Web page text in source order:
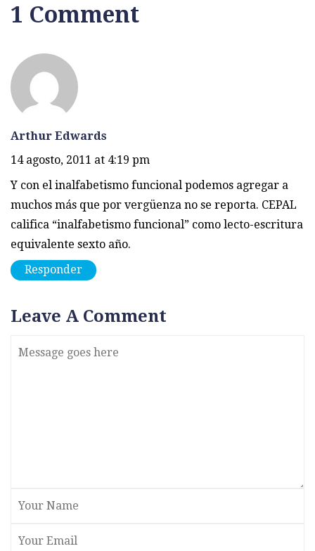
1 Comment
Arthur Edwards
14 agosto, 2011 at 4:19 pm
Y con el inalfabetismo funcional podemos agregar a
muchos más que por vergüenza no se reporta. CEPAL
califica “inalfabetismo funcional” como lecto-escritura
equivalente sexto año.
Responder
Leave A Comment